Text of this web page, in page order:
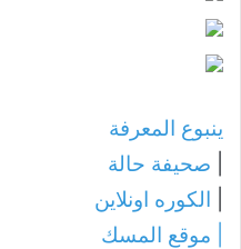
ينبوع المعرفة
صحيفة حالة
الكوره اونلاين
موقع المسك